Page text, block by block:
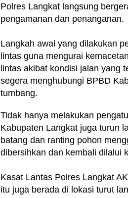
Polres Langkat langsung
pengamanan dan penanganan.
Langkah awal yang dilakukan
lintas guna mengurai
lintas akibat kondisi jalan yang
segera menghubungi BPBD
tumbang.
Tidak hanya melakukan
Kabupaten Langkat juga turun
batang dan ranting pohon
dibersihkan dan kembali dilalui
Kasat Lantas Polres Langkat
itu juga berada di lokasi turut